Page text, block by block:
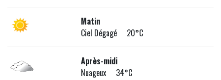
Matin
Ciel Dégagé 20°C
Après-midi
Nuageux 34°C